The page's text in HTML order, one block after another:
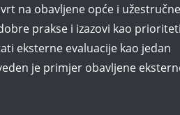
na obavljene opće i užestručne
prakse i izazovi kao prioriteti
eksterne evaluacije kao jedan
je primjer obavljene